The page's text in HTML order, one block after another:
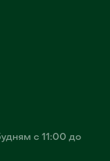
с 11:00 до